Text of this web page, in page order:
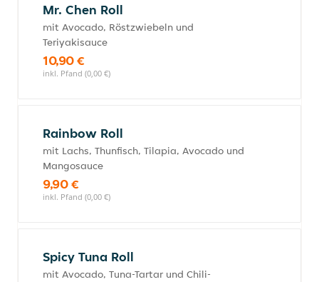
Mr. Chen Roll
mit Avocado, Röstzwiebeln und
Teriyakisauce
10,90 €
inkl. Pfand (0,00 €)
Rainbow Roll
mit Lachs, Thunfisch, Tilapia, Avocado und
Mangosauce
9,90 €
inkl. Pfand (0,00 €)
Spicy Tuna Roll
mit Avocado, Tuna-Tartar und Chili-